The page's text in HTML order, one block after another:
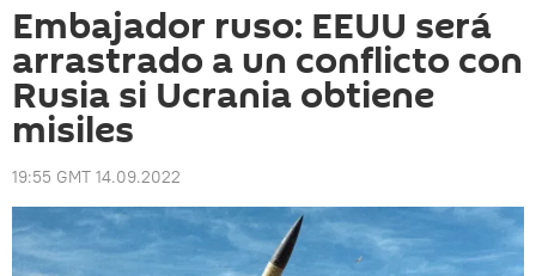
Embajador ruso: EEUU será
arrastrado a un conflicto con
Rusia si Ucrania obtiene
misiles
19:55 GMT 14.09.2022